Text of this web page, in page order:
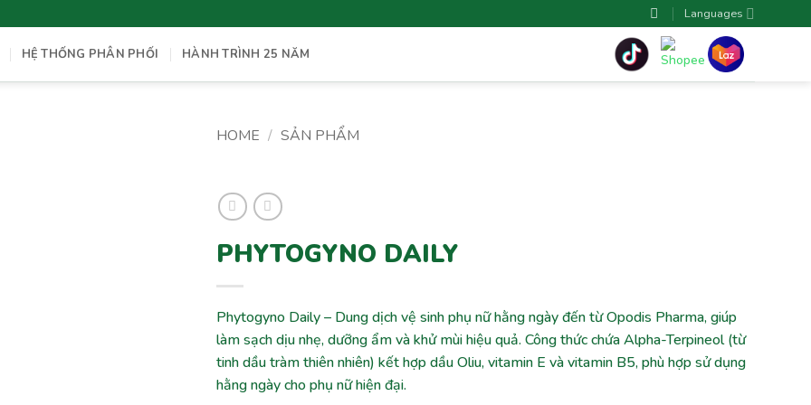
Languages
HỆ THỐNG PHÂN PHỐI HÀNH TRÌNH 25 NĂM
HOME / SẢN PHẨM
PHYTOGYNO DAILY
Phytogyno Daily – Dung dịch vệ sinh phụ nữ hằng ngày đến từ Opodis Pharma, giúp
làm sạch dịu nhẹ, dưỡng ẩm và khử mùi hiệu quả. Công thức chứa Alpha-Terpineol (từ
tinh dầu tràm thiên nhiên) kết hợp dầu Oliu, vitamin E và vitamin B5, phù hợp sử dụng
hằng ngày cho phụ nữ hiện đại.